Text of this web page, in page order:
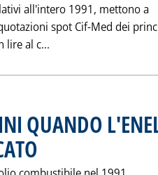
all'intero 1991, mettono a
spot Cif-Med dei
lire al c...
QUANDO